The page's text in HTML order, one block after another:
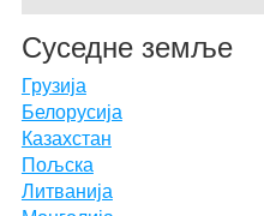
Суседне земље
Грузија
Белорусија
Казахстан
Пољска
Литванија